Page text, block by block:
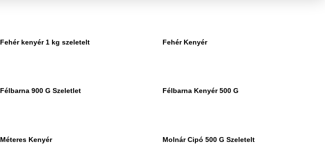
Fehér kenyér 1 kg szeletelt Fehér Kenyér
Félbarna 900 G Szeletlet Félbarna Kenyér 500 G
Méteres Kenyér Molnár Cipó 500 G Szeletelt